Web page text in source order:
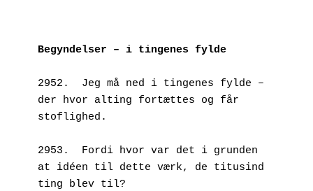
Begyndelser – i tingenes fylde
2952.  Jeg må ned i tingenes fylde –
der hvor alting fortættes og får
stoflighed.
2953.  Fordi hvor var det i grunden
at idéen til dette værk, de titusind
ting blev til?